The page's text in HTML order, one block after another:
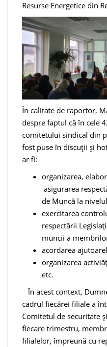
Resurse Energetice din
În calitate de raportor,
despre faptul că în cele
comitetului sindical din
fost puse în discuții și
ar fi:
organizarea,
asigurarea
de Muncă la
exercitarea
respectării
muncii a
acordarea
organizarea
etc.
În acest context,
cadrul fiecărei filiale a
Comitetul de securitate
fiecare trimestru,
filialelor, împreună cu